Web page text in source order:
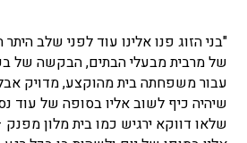
"בני הזוג פנו אלינו עוד לפני שלב היתר
של מרבית מבעלי הבתים, הבקשה של
עבור משפחתה בית מהוקצע, מדויק
שיהיה כיף לשוב אליו בסופה של עוד
שלאו דווקא ירגיש כמו בית מלון